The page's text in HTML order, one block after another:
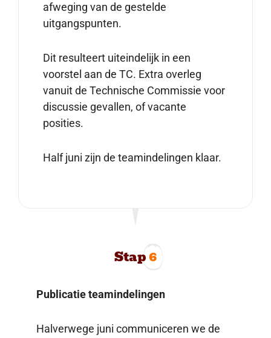
afweging van de gestelde
uitgangspunten.
Dit resulteert uiteindelijk in een
voorstel aan de TC. Extra overleg
vanuit de Technische Commissie voor
discussie gevallen, of vacante
posities.
Half juni zijn de teamindelingen klaar.
Stap6
Publicatie teamindelingen
Halverwege juni communiceren we de